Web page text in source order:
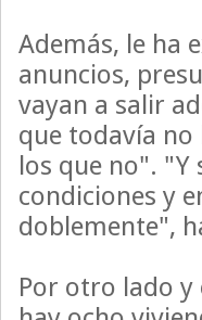
Además, le ha
anuncios,
vayan a salir
que todavía
los que no". "Y
condiciones y
doblemente",
Por otro lado y